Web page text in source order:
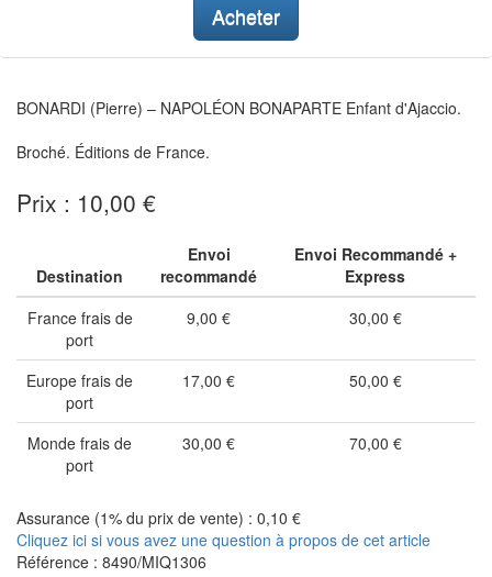
Acheter
BONARDI (Pierre) – NAPOLÉON BONAPARTE Enfant d'Ajaccio.
Broché. Éditions de France.
Prix : 10,00 €
Destination
Envoi
recommandé
Envoi Recommandé +
Express
France frais de
port
9,00 € 30,00 €
Europe frais de
port
17,00 € 50,00 €
Monde frais de
port
30,00 € 70,00 €
Assurance (1% du prix de vente) : 0,10 €
Cliquez ici si vous avez une question à propos de cet article
Référence : 8490/MIQ1306